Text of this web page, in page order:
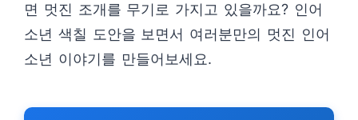
면 멋진 조개를 무기로 가지고 있을까요? 인어
소년 색칠 도안을 보면서 여러분만의 멋진 인어
소년 이야기를 만들어보세요.